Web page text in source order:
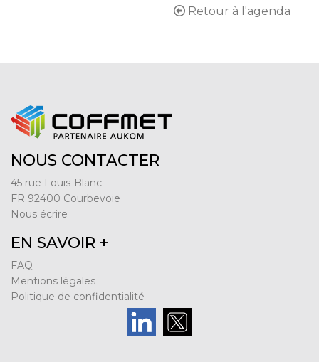
Retour à l'agenda
NOUS CONTACTER
45 rue Louis-Blanc
FR 92400 Courbevoie
Nous écrire
EN SAVOIR +
FAQ
Mentions légales
Politique de confidentialité